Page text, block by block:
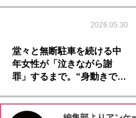
2026.05.30
堂々と無断駐車を続ける中
年女性が「泣きながら謝
罪」するまで。“身動きで…